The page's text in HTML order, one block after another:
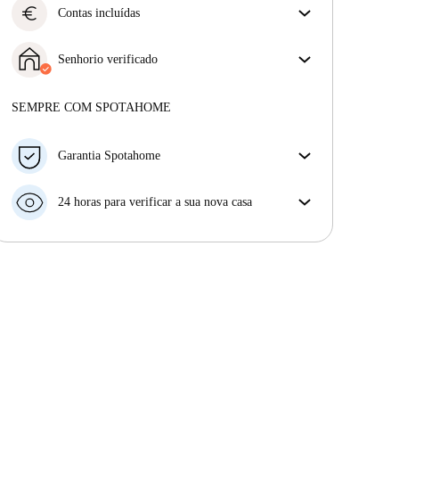
mudança sem depósito.
euro Contas incluídas
incluídas. A renda e as contas estão todas incluídas
para uma experiência sem preocupações
Senhorio verificado
Mais sobre este senhorio
SEMPRE COM SPOTAHOME
Garantia Spotahome
antecedência, nós iremos A) pagar um hotel e ajudá-
seu dinheiro na totalidade.
24 horas para verificar a sua nova casa